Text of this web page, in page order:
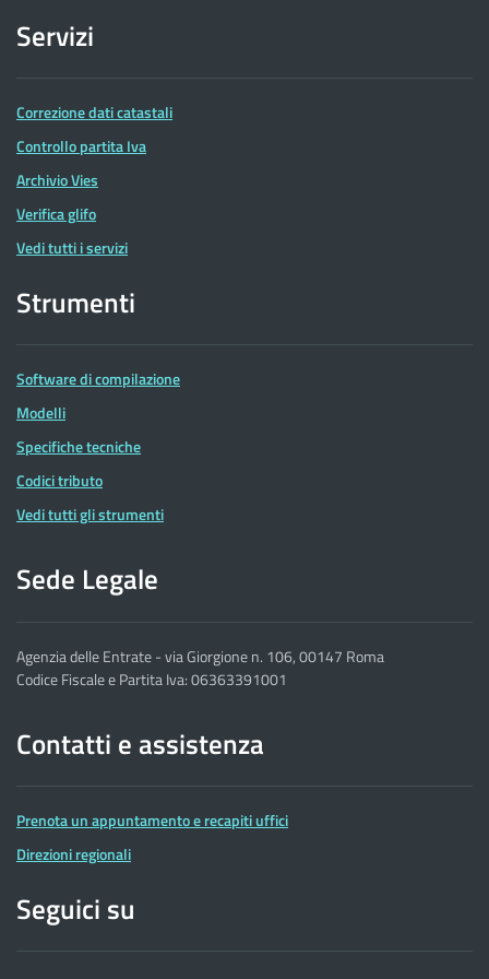
Servizi
Correzione dati catastali
Controllo partita Iva
Archivio Vies
Verifica glifo
Vedi tutti i servizi
Strumenti
Software di compilazione
Modelli
Specifiche tecniche
Codici tributo
Vedi tutti gli strumenti
Sede Legale
Agenzia delle Entrate - via Giorgione n. 106, 00147 Roma
Codice Fiscale e Partita Iva: 06363391001
Contatti e assistenza
Prenota un appuntamento e recapiti uffici
Direzioni regionali
Seguici su